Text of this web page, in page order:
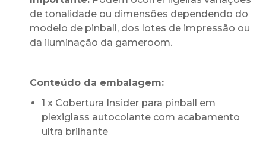
de tonalidade ou dimensões dependendo do
modelo de pinball, dos lotes de impressão ou
da iluminação da gameroom.
Conteúdo da embalagem:
1 x Cobertura Insider para pinball em
plexiglass autocolante com acabamento
ultra brilhante